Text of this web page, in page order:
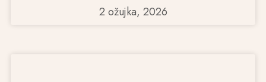
2 ožujka, 2026